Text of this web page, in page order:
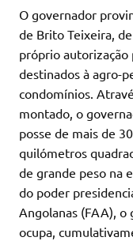
O governador
de Brito Teixeira,
próprio autorização
destinados à agro-
condomínios.
montado, o
posse de mais de
quilómetros
de grande peso na
do poder
Angolanas (FAA), o
ocupa,